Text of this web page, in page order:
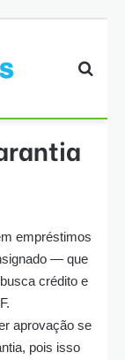
empréstimos
— que
crédito e
aprovação se
pois isso